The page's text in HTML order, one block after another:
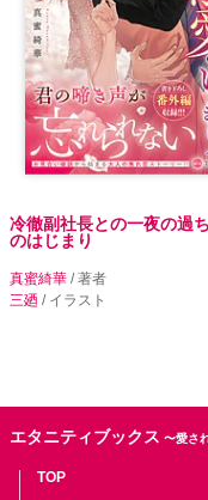
冷徹副社長との一夜の過
のはじまり
真蜜綺華 / 著者
三廼 / イラスト
エタニティブックス 〜愛さ
TOP